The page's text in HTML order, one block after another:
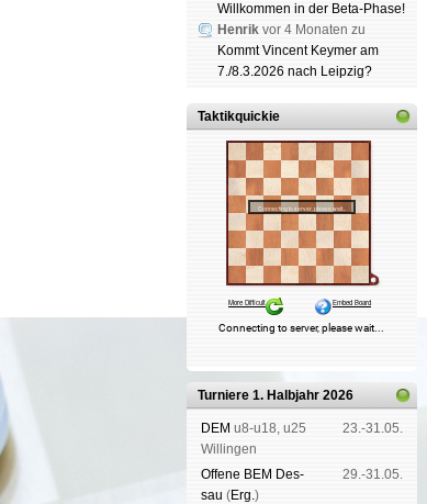
Willkommen in der Beta-Phase!
Henrik vor 4 Monaten zu
Kommt Vincent Keymer am
7./8.3.2026 nach Leipzig?
Taktikquickie
Turniere 1. Halbjahr 2026
DEM u8-u18, u25
Wil­lin­gen
23.-31.05.
Offene BEM Des­
sau (Erg.)
29.-31.05.